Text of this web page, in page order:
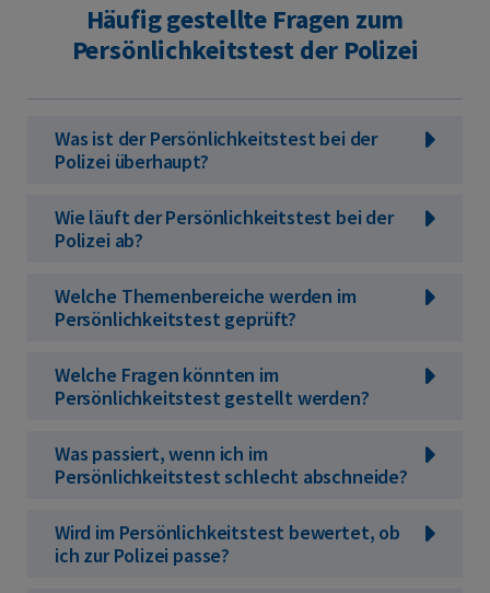
Häufig gestellte Fragen zum
Persönlichkeitstest der Polizei
Was ist der Persönlichkeitstest bei der
Polizei überhaupt?
Wie läuft der Persönlichkeitstest bei der
Polizei ab?
Welche Themenbereiche werden im
Persönlichkeitstest geprüft?
Welche Fragen könnten im
Persönlichkeitstest gestellt werden?
Was passiert, wenn ich im
Persönlichkeitstest schlecht abschneide?
Wird im Persönlichkeitstest bewertet, ob
ich zur Polizei passe?